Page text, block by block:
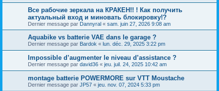
Все рабочие зеркала на КРАКЕН!! ! Как получить
актуальный вход и миновать блокировку!?
Dernier message par Dannyral « sam. juin 27, 2026 9:08 am
Aquabike vs batterie VAE dans le garage ?
Dernier message par Bardok « lun. déc. 29, 2025 3:22 pm
Impossible d’augmenter le niveau d’assistance ?
Dernier message par david36 « jeu. juil. 24, 2025 10:42 am
montage batterie POWERMORE sur VTT Moustache
Dernier message par JP57 « jeu. nov. 07, 2024 5:33 pm